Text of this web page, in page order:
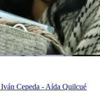
Cepeda - Aída Quilcué